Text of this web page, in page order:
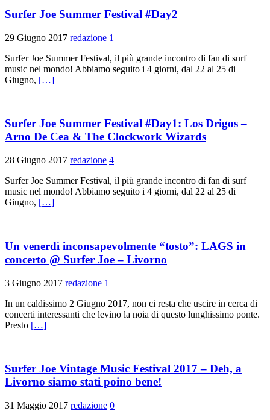
Surfer Joe Summer Festival #Day2
29 Giugno 2017 redazione 1
Surfer Joe Summer Festival, il più grande incontro di fan di surf
music nel mondo! Abbiamo seguito i 4 giorni, dal 22 al 25 di
Giugno, […]
Surfer Joe Summer Festival #Day1: Los Drigos –
Arno De Cea & The Clockwork Wizards
28 Giugno 2017 redazione 4
Surfer Joe Summer Festival, il più grande incontro di fan di surf
music nel mondo! Abbiamo seguito i 4 giorni, dal 22 al 25 di
Giugno, […]
Un venerdì inconsapevolmente “tosto”: LAGS in
concerto @ Surfer Joe – Livorno
3 Giugno 2017 redazione 1
In un caldissimo 2 Giugno 2017, non ci resta che uscire in cerca di
concerti interessanti che levino la noia di questo lunghissimo ponte.
Presto […]
Surfer Joe Vintage Music Festival 2017 – Deh, a
Livorno siamo stati poino bene!
31 Maggio 2017 redazione 0